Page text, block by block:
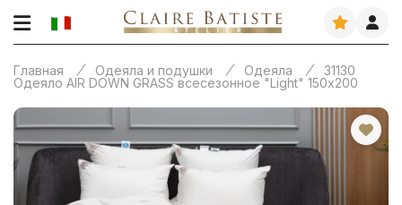
Главная Одеяла и подушки Одеяла
31130
Одеяло AIR DOWN GRASS всесезонное "Light" 150х200